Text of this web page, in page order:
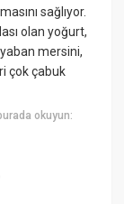
sağlıyor.
olan yoğurt,
yaban mersini,
çok çabuk
okuyun: